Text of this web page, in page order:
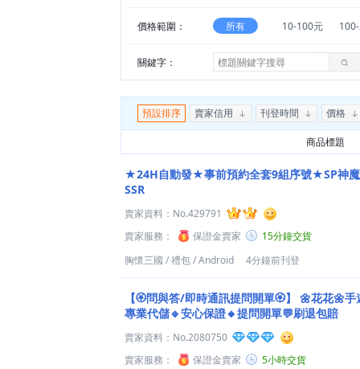
價格範圍： 所有 10-100元
關鍵字：
預設排序 賣家信用 刊登時間 價格
商品標題
★24H自動發★事前預約全套9組序號★SP神魔
SSR
賣家資料： No.429791
賣家服務：
保證金賣家
15分鐘交貨
胸懷三國 /禮包/Android 4分鐘前刊登
【🏵️問與答/即時通訊提問開單🏵️】
🌼花花🌼手
專業代儲🔹安心保證🔸提問開單💬刷退包賠
賣家資料： No.2080750
賣家服務：
保證金賣家
5小時交貨